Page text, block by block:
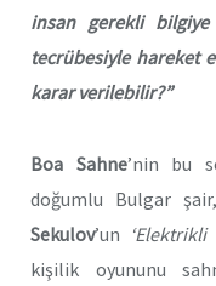
insan gerekli
tecrübesiyle hareket
karar verilebilir?”
Boa Sahne’nin bu
doğumlu Bulgar
Sekulov’un
kişilik oyununu